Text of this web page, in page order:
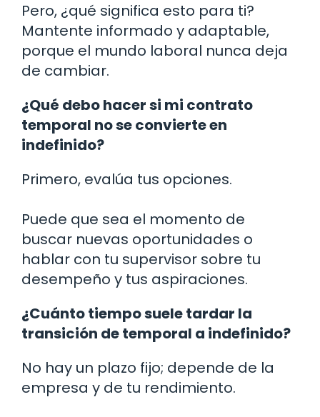
Pero, ¿qué significa esto para ti?
Mantente informado y adaptable,
porque el mundo laboral nunca deja
de cambiar.
¿Qué debo hacer si mi contrato
temporal no se convierte en
indefinido?
Primero, evalúa tus opciones.
Puede que sea el momento de
buscar nuevas oportunidades o
hablar con tu supervisor sobre tu
desempeño y tus aspiraciones.
¿Cuánto tiempo suele tardar la
transición de temporal a indefinido?
No hay un plazo fijo; depende de la
empresa y de tu rendimiento.